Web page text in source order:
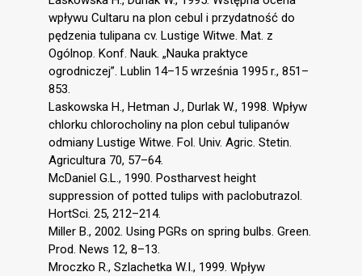
wpływu Cultaru na plon cebul i przydatność do
pędzenia tulipana cv. Lustige Witwe. Mat. z
Ogólnop. Konf. Nauk. „Nauka praktyce
ogrodniczej”. Lublin 14–15 września 1995 r., 851–
853.
Laskowska H., Hetman J., Durlak W., 1998. Wpływ
chlorku chlorocholiny na plon cebul tulipanów
odmiany Lustige Witwe. Fol. Univ. Agric. Stetin.
Agricultura 70, 57–64.
McDaniel G.L., 1990. Postharvest height
suppression of potted tulips with paclobutrazol.
HortSci. 25, 212–214.
Miller B., 2002. Using PGRs on spring bulbs. Green.
Prod. News 12, 8–13.
Mroczko R., Szlachetka W.I., 1999. Wpływ